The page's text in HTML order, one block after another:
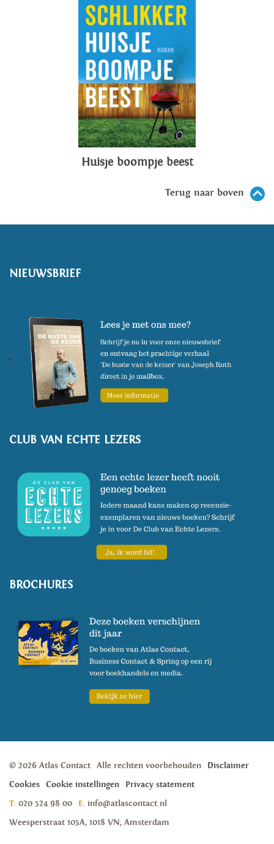
Huisje boompje beest
Terug naar boven
NIEUWSBRIEF
CLUB VAN ECHTE LEZERS
BROCHURES
© 2026 Atlas Contact Alle rechten voorbehouden
Disclaimer
Cookies
Cookie instellingen
Privacy statement
T: 020 524 98 00 E: info@atlascontact.nl
Weesperstraat 105A, 1018 VN, Amsterdam